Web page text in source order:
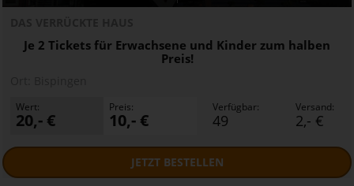
Je 2 Tickets für Erwachsene und Kinder zum halben
Preis!
Wert:
20,- €
Preis:
10,- €
Verfügbar:
49
Versand:
2,- €
JETZTBESTELLEN